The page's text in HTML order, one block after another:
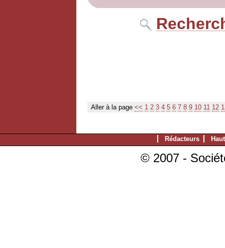
Aller à la page << 1 2 3 4 5 6 7 8 9 10 11 12
Rédacteurs
© 2007 -